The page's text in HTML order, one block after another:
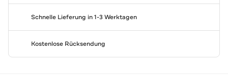
Schnelle Lieferung in 1-3 Werktagen
Kostenlose Rücksendung